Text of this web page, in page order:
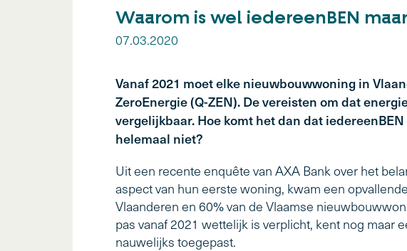
Waarom is wel iedereenBEN
07.03.2020
Vanaf 2021 moet elke nieuwbouwwoning in
ZeroEnergie (Q-ZEN). De vereisten om dat
vergelijkbaar. Hoe komt het dan dat
helemaal niet?
Uit een recente enquête van AXA Bank over het
aspect van hun eerste woning, kwam een
Vlaanderen en 60% van de Vlaamse
pas vanaf 2021 wettelijk is verplicht, kent nog maar
nauwelijks toegepast.